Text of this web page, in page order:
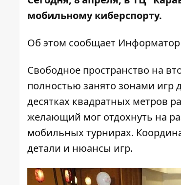
мобильному киберспорту.
Об этом сообщает Информатор
Свободное пространство на
полностью занято зонами
десятках квадратных метров
желающий мог отдохнуть на
мобильных турнирах.
детали и нюансы игр.